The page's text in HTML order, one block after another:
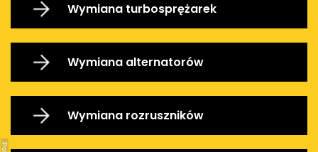
Wymiana turbosprężarek
Wymiana alternatorów
Wymiana rozruszników